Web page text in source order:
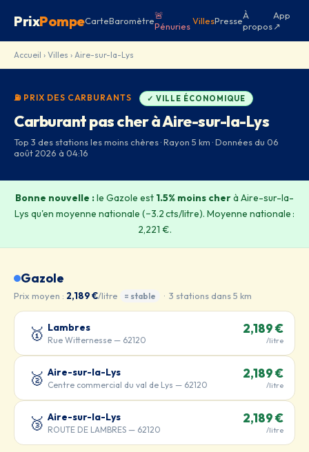
PrixPompeCarteBaromètre🚨
Pénuries VillesPresseÀ
propos
App
↗
Accueil › Villes › Aire-sur-la-Lys
⛽ PRIX DES CARBURANTS ✓ VILLE ÉCONOMIQUE
Carburant pas cher à Aire-sur-la-Lys
Top 3 des stations les moins chères · Rayon 5 km · Données du 06
août 2026 à 04:16
Bonne nouvelle :le Gazole est 1.5% moins cherà Aire-sur-la-
Lys qu'en moyenne nationale (−3.2 cts/litre). Moyenne nationale :
2,221 €.
Gazole
Prix moyen : 2,189 €/litre = stable · 3 stations dans 5 km
🥇 Lambres
Rue Witternesse — 62120
2,189 €
/litre
🥈 Aire-sur-la-Lys
Centre commercial du val de Lys — 62120
2,189 €
/litre
🥉 Aire-sur-la-Lys
ROUTE DE LAMBRES — 62120
2,189 €
/litre